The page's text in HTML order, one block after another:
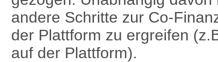
andere Schritte zur Co-
der Plattform zu ergreifen
auf der Plattform).